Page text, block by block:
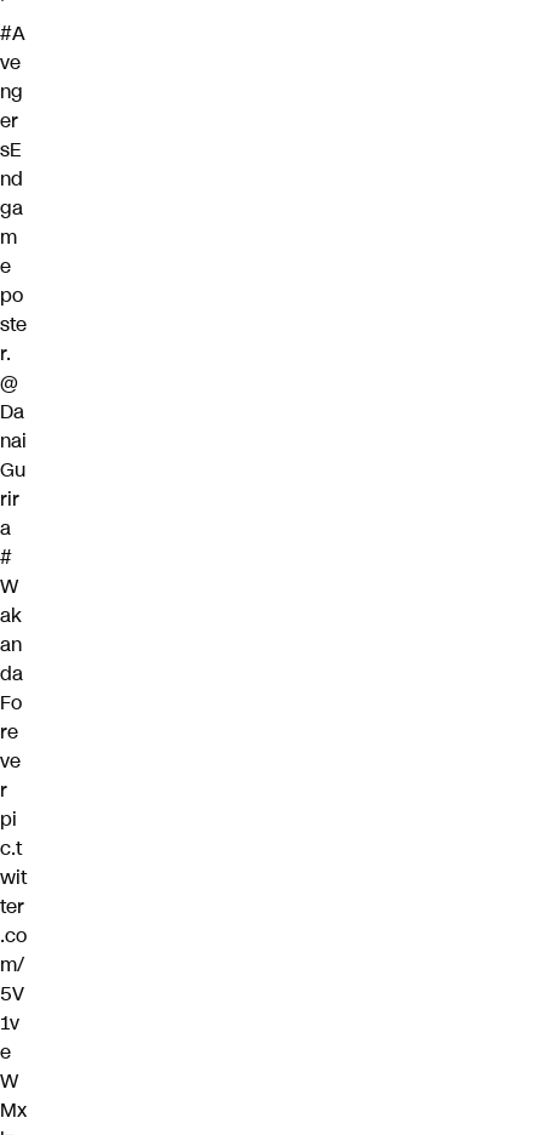
#A
ve
ng
er
sE
nd
ga
m
e
po
ste
r.
@
Da
nai
Gu
rir
a
#
W
ak
an
da
Fo
re
ve
r
pi
c.t
wit
ter
.co
m/
5V
1v
e
W
Mx